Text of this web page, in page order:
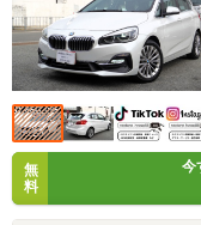
無
料
今